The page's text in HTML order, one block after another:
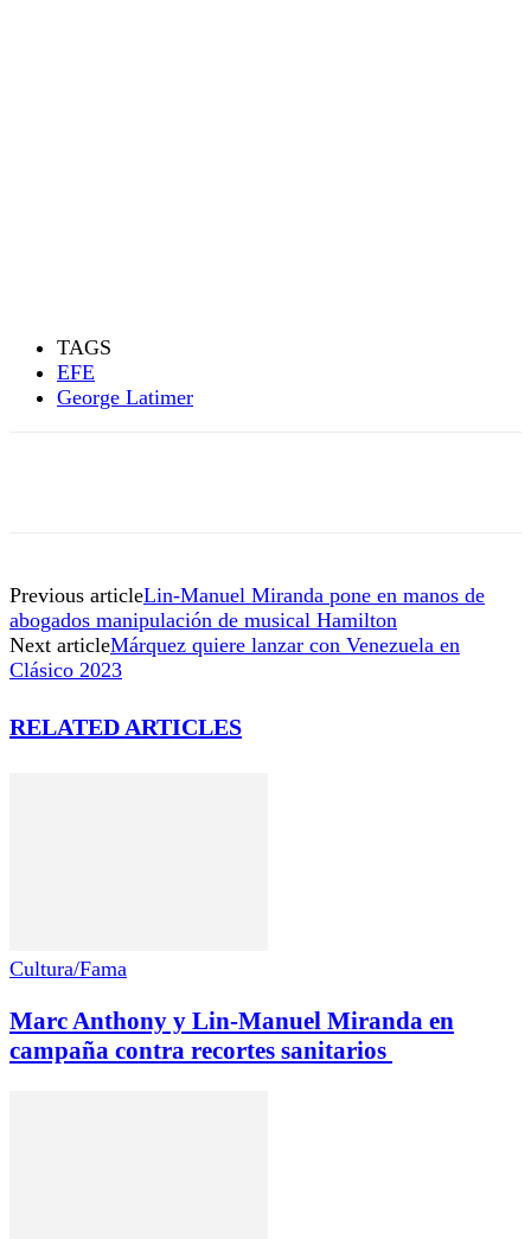
TAGS
EFE
George Latimer
Previous articleLin-Manuel Miranda pone en manos de
abogados manipulación de musical Hamilton
Next articleMárquez quiere lanzar con Venezuela en
Clásico 2023
RELATED ARTICLES
Cultura/Fama
Marc Anthony y Lin-Manuel Miranda en
campaña contra recortes sanitarios